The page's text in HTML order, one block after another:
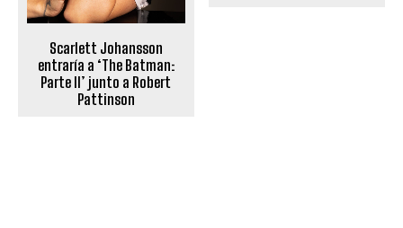
Scarlett Johansson
entraría a ‘The Batman:
Parte II’ junto a Robert
Pattinson